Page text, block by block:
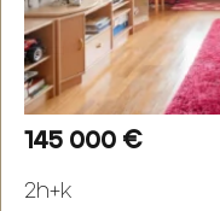
145 000 €
2h+k